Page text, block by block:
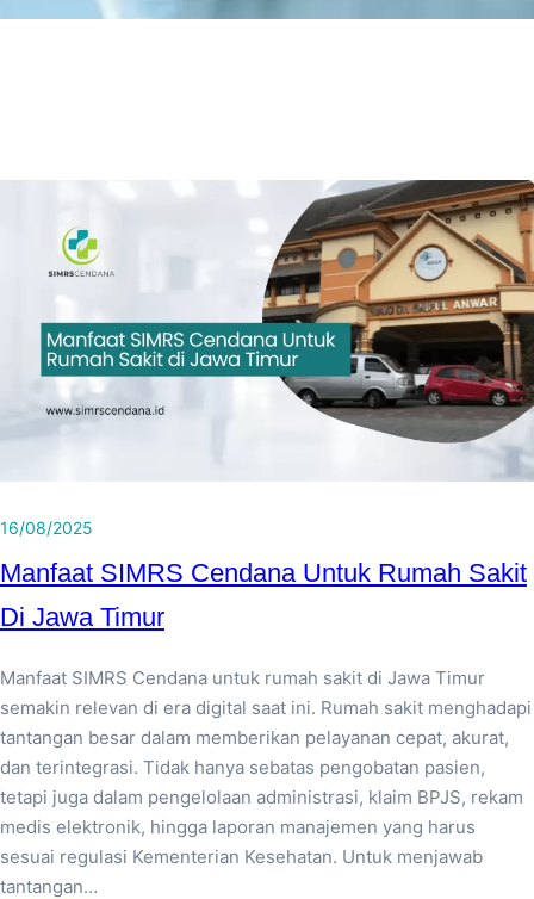
16/08/2025
Manfaat SIMRS Cendana Untuk Rumah Sakit
Di Jawa Timur
Manfaat SIMRS Cendana untuk rumah sakit di Jawa Timur
semakin relevan di era digital saat ini. Rumah sakit menghadapi
tantangan besar dalam memberikan pelayanan cepat, akurat,
dan terintegrasi. Tidak hanya sebatas pengobatan pasien,
tetapi juga dalam pengelolaan administrasi, klaim BPJS, rekam
medis elektronik, hingga laporan manajemen yang harus
sesuai regulasi Kementerian Kesehatan. Untuk menjawab
tantangan…